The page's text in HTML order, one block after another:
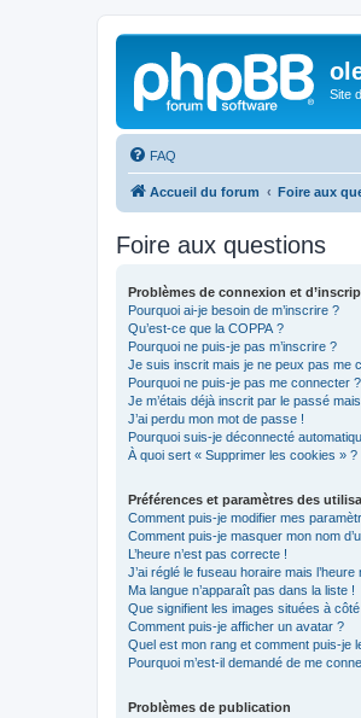
Site
FAQ
Accueil du forum Foire aux
Foire aux questions
Problèmes de connexion et
Pourquoi ai-je besoin de m’inscrire ?
Qu’est-ce que la COPPA ?
Pourquoi ne puis-je pas m’inscrire ?
Je suis inscrit mais je ne peux pas me
Pourquoi ne puis-je pas me connecter ?
Je m’étais déjà inscrit par le passé
J’ai perdu mon mot de passe !
Pourquoi suis-je déconnecté
À quoi sert « Supprimer les cookies » ?
Préférences et paramètres des
Comment puis-je modifier mes
Comment puis-je masquer mon nom
L’heure n’est pas correcte !
J’ai réglé le fuseau horaire mais
Ma langue n’apparaît pas dans la liste !
Que signifient les images situées à
Comment puis-je afficher un avatar ?
Quel est mon rang et comment puis-je
Pourquoi m’est-il demandé de me
Problèmes de publication